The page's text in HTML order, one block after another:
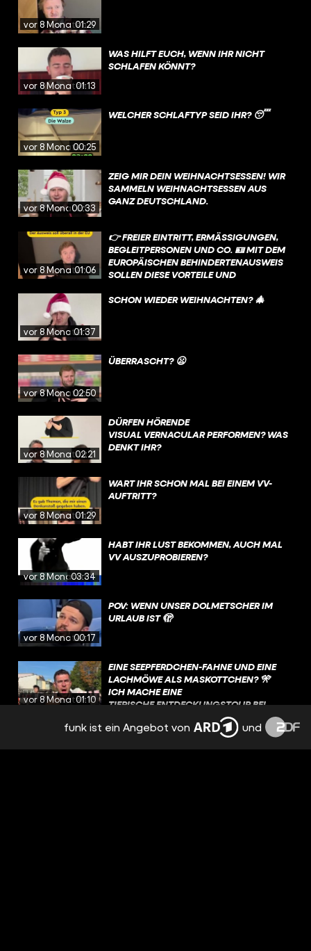
vor 8 Monaten01:29
vor 8 Monaten01:13
WAS HILFT EUCH, WENN IHR NICHT
SCHLAFEN KÖNNT?
vor 8 Monaten
00:25
WELCHER SCHLAFTYP SEID IHR? 😴
vor 8 Monaten
00:33
ZEIG MIR DEIN WEIHNACHTSESSEN! WIR
SAMMELN WEIHNACHTSESSEN AUS
GANZ DEUTSCHLAND.
vor 8 Monaten
01:06
👉 FREIER EINTRITT, ERMÄSSIGUNGEN, B
EGLEITPERSONEN UND CO. 🪪 MIT DEM E
UROPÄISCHEN BEHINDERTENAUSWEIS S
OLLEN DIESE VORTEILE UND V
LLEN EU-LÄNDERN GELTEN❗
vor 8 Monaten
01:37
SCHON WIEDER WEIHNACHTEN? 🎄
vor 8 Monaten
02:50
ÜBERRASCHT? 😦
vor 8 Monaten02:21
DÜRFEN HÖRENDE
VISUAL VERNACULAR PERFORMEN? WAS
DENKT IHR?
vor 8 Monaten01:29
WART IHR SCHON MAL BEI EINEM VV-
AUFTRITT?
vor 8 Monaten
03:34
HABT IHR LUST BEKOMMEN, AUCH MAL
VV AUSZUPROBIEREN? ⠀
vor 8 Monaten
00:17
POV: WENN UNSER DOLMETSCHER IM
URLAUB IST 🫣
vor 8 Monaten01:10
EINE SEEPFERDCHEN-FAHNE UND EINE
LACHMÖWE ALS MASKOTTCHEN? 🎌
ICH MACHE EINE
TIERISCHE ENTDECKUNGSTOUR BEI
WAS EIN WAHNSINN! 🤯
funk ist ein Angebot von und